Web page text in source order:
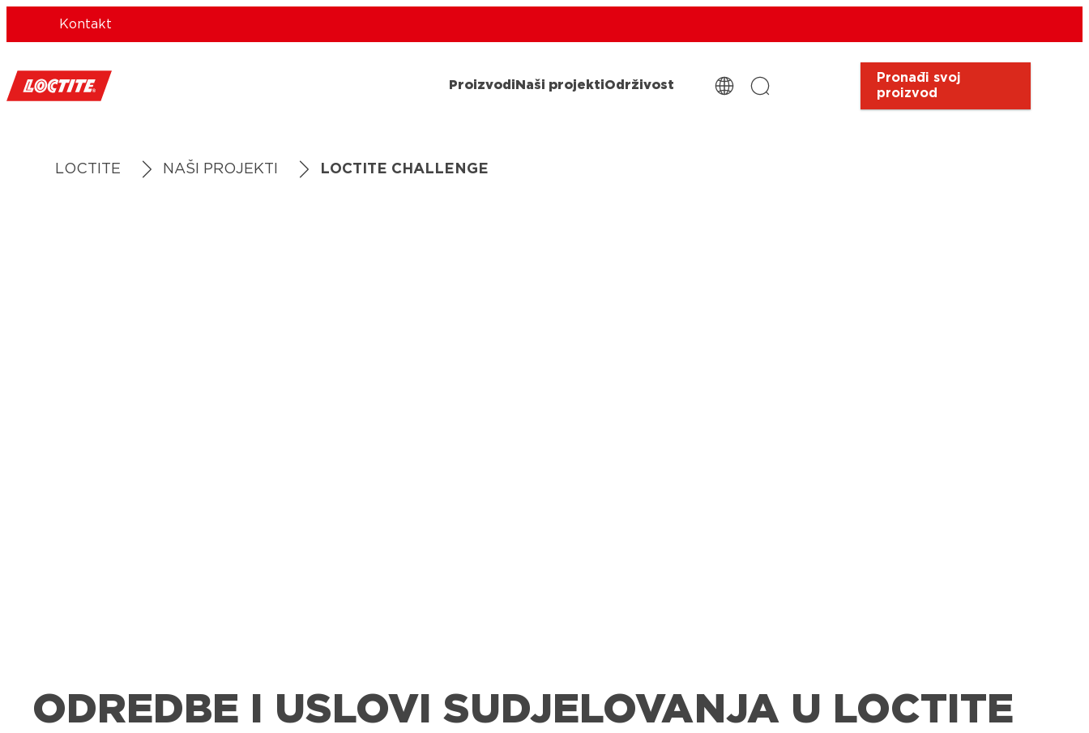
Kontakt
Proizvodi Naši projektiOdrživost
Pronađi svoj
proizvod
LOCTITE NAŠI PROJEKTI LOCTITE CHALLENGE
ODREDBE I USLOVI SUDJELOVANJA U LOCTITE